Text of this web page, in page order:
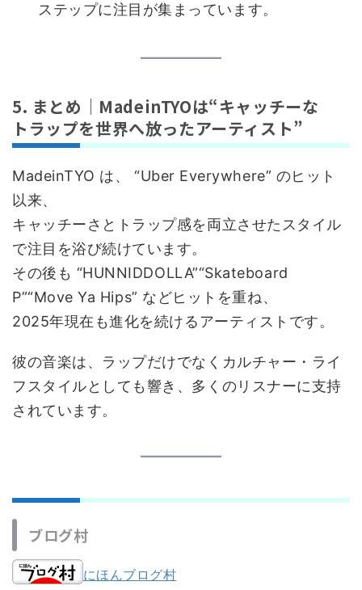
ステップに注目が集まっています。
5. まとめ｜MadeinTYOは“キャッチーな
トラップを世界へ放ったアーティスト”
MadeinTYO は、 “Uber Everywhere” のヒット
以来、
キャッチーさとトラップ感を両立させたスタイル
で注目を浴び続けています。
その後も “HUNNIDDOLLA”“Skateboard
P”“Move Ya Hips” などヒットを重ね、
2025年現在も進化を続けるアーティストです。
彼の音楽は、ラップだけでなくカルチャー・ライ
フスタイルとしても響き、多くのリスナーに支持
されています。
ブログ村
にほんブログ村